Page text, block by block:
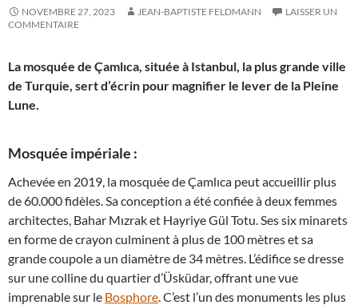
NOVEMBRE 27, 2023 JEAN-BAPTISTE FELDMANN
LAISSER UN
COMMENTAIRE
La mosquée de Çamlıca, située à Istanbul, la plus grande ville
de Turquie, sert d’écrin pour magnifier le lever de la Pleine
Lune.
Mosquée impériale :
Achevée en 2019, la mosquée de Çamlıca peut accueillir plus
de 60.000 fidèles. Sa conception a été confiée à deux femmes
architectes, Bahar Mızrak et Hayriye Gül Totu. Ses six minarets
en forme de crayon culminent à plus de 100 mètres et sa
grande coupole a un diamètre de 34 mètres. L’édifice se dresse
sur une colline du quartier d’Üsküdar, offrant une vue
imprenable sur le Bosphore. C’est l’un des monuments les plus